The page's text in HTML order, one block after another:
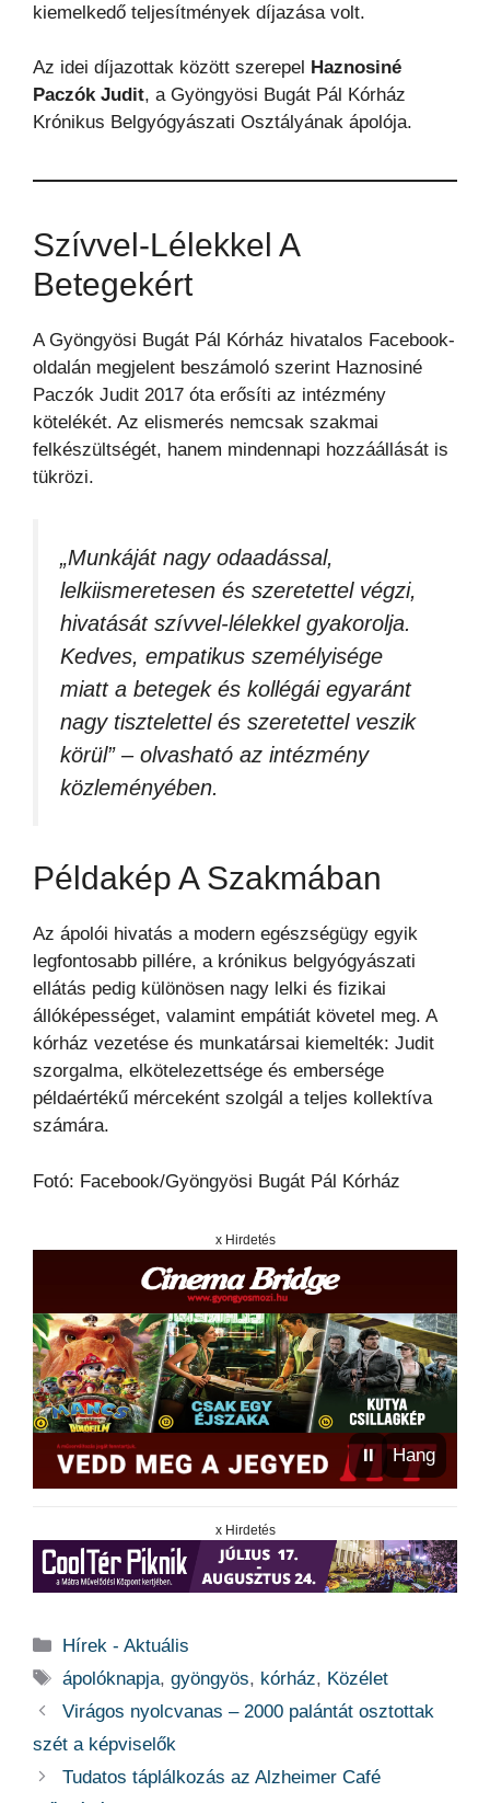
kiemelkedő teljesítmények díjazása volt.
Az idei díjazottak között szerepel
Haznosiné
Paczók Judit, a Gyöngyösi Bugát Pál Kórház
Krónikus Belgyógyászati Osztályának ápolója.
Szívvel-Lélekkel A
Betegekért
A Gyöngyösi Bugát Pál Kórház hivatalos Facebook-
oldalán megjelent beszámoló szerint Haznosiné
Paczók Judit 2017 óta erősíti az intézmény
kötelékét. Az elismerés nemcsak szakmai
felkészültségét, hanem mindennapi hozzáállását is
tükrözi.
„Munkáját nagy odaadással,
lelkiismeretesen és szeretettel végzi,
hivatását szívvel-lélekkel gyakorolja.
Kedves, empatikus személyisége
miatt a betegek és kollégái egyaránt
nagy tisztelettel és szeretettel veszik
körül” – olvasható az intézmény
közleményében.
Példakép A Szakmában
Az ápolói hivatás a modern egészségügy egyik
legfontosabb pillére, a krónikus belgyógyászati
ellátás pedig különösen nagy lelki és fizikai
állóképességet, valamint empátiát követel meg. A
kórház vezetése és munkatársai kiemelték: Judit
szorgalma, elkötelezettsége és embersége
példaértékű mérceként szolgál a teljes kollektíva
számára.
Fotó: Facebook/Gyöngyösi Bugát Pál Kórház
x Hirdetés
⏸ Hang
x Hirdetés
Kategória
Hírek - Aktuális
Címkék
ápolóknapja,gyöngyös, kórház, Közélet
Virágos nyolcvanas – 2000 palántát osztottak
szét a képviselők
Tudatos táplálkozás az Alzheimer Café